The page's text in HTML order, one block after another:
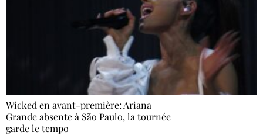
Wicked en avant-première: Ariana
Grande absente à São Paulo, la tournée
garde le tempo